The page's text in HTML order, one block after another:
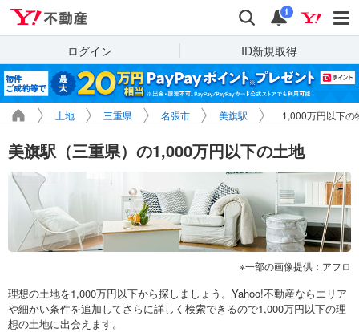
検索 通知
i
ログイン ID新規取得
土地 三重県 名張市 美旗駅 1,000万円以下の
美旗駅（三重県）の1,000万円以下の土地
一部の画像提供：アフロ
理想の土地を1,000万円以下から探しましょう。Yahoo!不動産ならエリア
や細かい条件を追加してさらに詳しく検索できるので1,000万円以下の理
想の土地に出会えます。